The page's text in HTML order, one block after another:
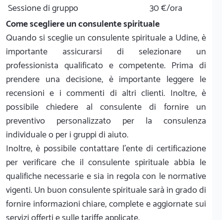
Sessione di gruppo
30 €/ora
Come scegliere un consulente spirituale
Quando si sceglie un consulente spirituale a Udine, è
importante assicurarsi di selezionare un
professionista qualificato e competente. Prima di
prendere una decisione, è importante leggere le
recensioni e i commenti di altri clienti. Inoltre, è
possibile chiedere al consulente di fornire un
preventivo personalizzato per la consulenza
individuale o per i gruppi di aiuto.
Inoltre, è possibile contattare l'ente di certificazione
per verificare che il consulente spirituale abbia le
qualifiche necessarie e sia in regola con le normative
vigenti. Un buon consulente spirituale sarà in grado di
fornire informazioni chiare, complete e aggiornate sui